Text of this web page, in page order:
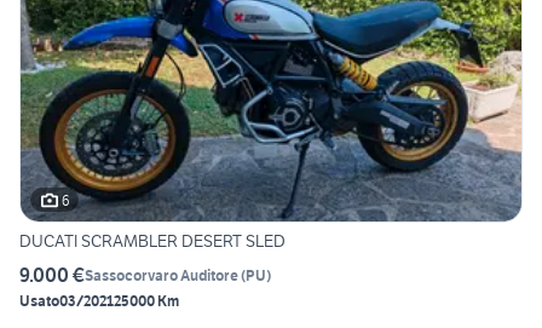
6
DUCATI SCRAMBLER DESERT SLED
9.000 €Sassocorvaro Auditore(PU)
Usato03/202125000 Km